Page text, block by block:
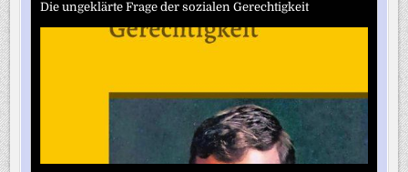
Die ungeklärte Frage der sozialen Gerechtigkeit